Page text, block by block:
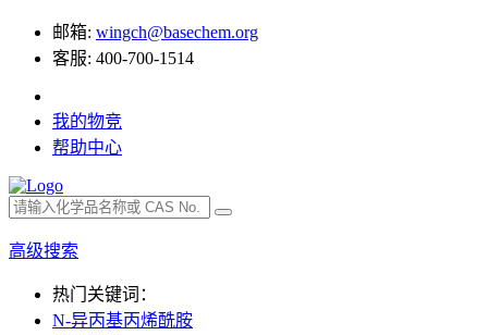
邮箱: wingch@basechem.org
客服: 400-700-1514
我的物竞
帮助中心
高级搜索
热门关键词：
N-异丙基丙烯酰胺